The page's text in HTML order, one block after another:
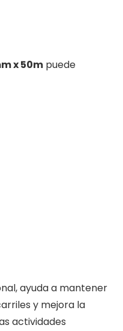
x 50mpuede
ayuda a mantener
y mejora la
actividades